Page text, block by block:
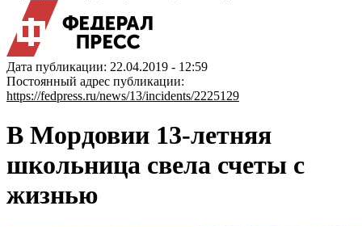
Дата публикации: 22.04.2019 - 12:59
Постоянный адрес публикации:
https://fedpress.ru/news/13/incidents/2225129
В Мордовии 13-летняя
школьница свела счеты с
жизнью